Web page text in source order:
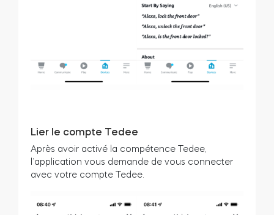
Lier le compte Tedee
Après avoir activé la compétence Tedee,
l’application vous demande de vous connecter
avec votre compte Tedee.